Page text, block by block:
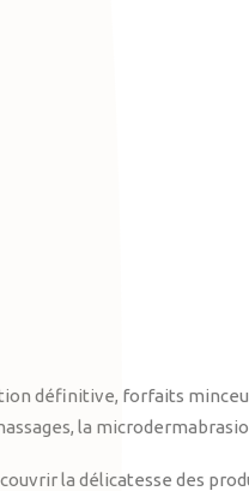
définitive, forfaits
la
la délicatesse des